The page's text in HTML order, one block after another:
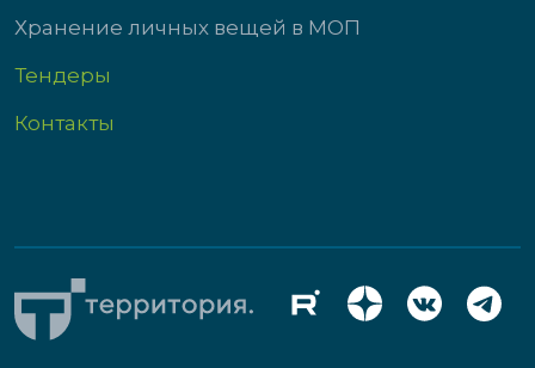
Хранение личных вещей в МОП
Тендеры
Контакты